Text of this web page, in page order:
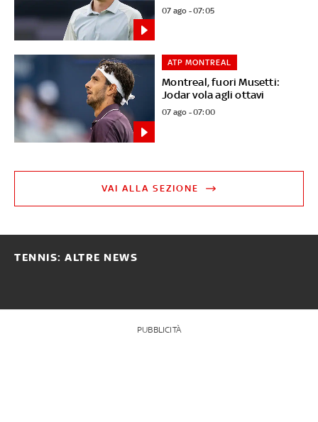
07 ago - 07:05
Montreal, fuori Musetti:
Jodar vola agli ottavi
ATP MONTREAL
07 ago - 07:00
VAI ALLA SEZIONE
TENNIS: ALTRE NEWS
PUBBLICITÀ